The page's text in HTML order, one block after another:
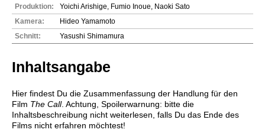
Produktion:
Yoichi Arishige, Fumio Inoue, Naoki Sato
Kamera:
Hideo Yamamoto
Schnitt:
Yasushi Shimamura
Inhaltsangabe
Hier findest Du die Zusammenfassung der Handlung für den
Film The Call. Achtung, Spoilerwarnung: bitte die
Inhaltsbeschreibung nicht weiterlesen, falls Du das Ende des
Films nicht erfahren möchtest!